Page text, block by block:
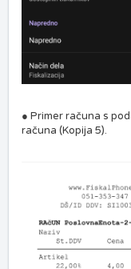
● Primer računa s
računa (Kopija 5).